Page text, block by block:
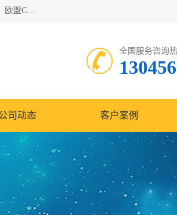
*是一家的测试、评估、检查与认机构，主要从事巴西NR10认证、NR12认证、NR13认证；ANATEL认证、INMTRO认证，欧盟CE认证：MD认证，PED认证，MID认证，ATEX认证，德国蓝色天使认证。
全国服务咨询
司动态 客户案例